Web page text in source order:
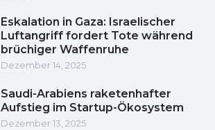
Eskalation in Gaza: Israelischer
Luftangriff fordert Tote während
brüchiger Waffenruhe
Dezember 14, 2025
Saudi-Arabiens raketenhafter
Aufstieg im Startup-Ökosystem
Dezember 13, 2025